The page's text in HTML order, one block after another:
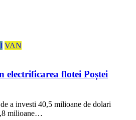
VAN
electrificarea flotei Poștei
a investi 40,5 milioane de dolari
milioane…